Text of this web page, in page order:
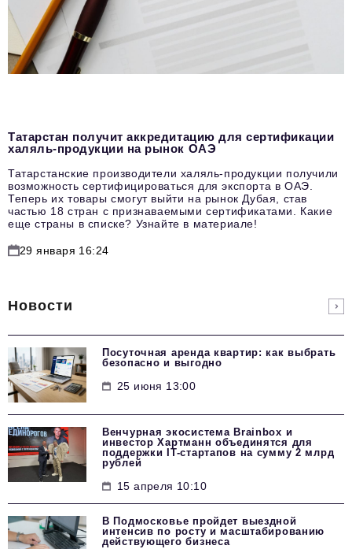
Татарстан получит аккредитацию для сертификации
халяль-продукции на рынок ОАЭ
Татарстанские производители халяль-продукции получили
возможность сертифицироваться для экспорта в ОАЭ.
Теперь их товары смогут выйти на рынок Дубая, став
частью 18 стран с признаваемыми сертификатами. Какие
еще страны в списке? Узнайте в материале!
29 января 16:24
Новости
Посуточная аренда квартир: как выбрать
безопасно и выгодно
25 июня 13:00
Венчурная экосистема Brainbox и
инвестор Хартманн объединятся для
поддержки IT-стартапов на сумму 2 млрд
рублей
15 апреля 10:10
В Подмосковье пройдет выездной
интенсив по росту и масштабированию
действующего бизнеса